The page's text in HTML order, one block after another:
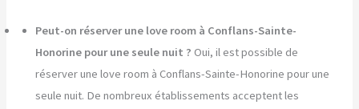
Peut-on réserver une love room à Conflans-Sainte-
Honorine pour une seule nuit ? Oui, il est possible de
réserver une love room à Conflans-Sainte-Honorine pour une
seule nuit. De nombreux établissements acceptent les